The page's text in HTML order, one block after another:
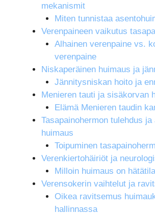
mekanismit
Miten tunnistaa
Verenpaineen vaikutus
Alhainen verenpaine vs.
verenpaine
Niskaperäinen huimaus ja
Jännitysniskan hoito ja
Menieren tauti ja sisäkorvan
Elämä Menieren taudin
Tasapainohermon tulehdus ja
huimaus
Toipuminen
Verenkiertohäiriöt ja
Milloin huimaus on
Verensokerin vaihtelut ja
Oikea ravitsemus
hallinnassa